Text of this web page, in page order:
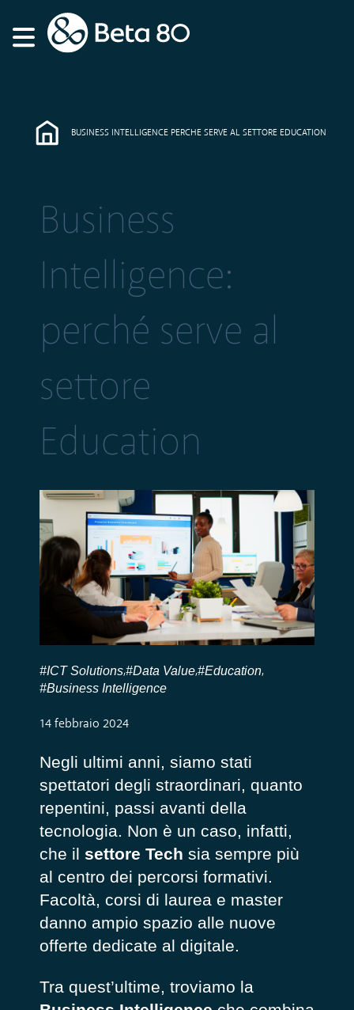
BUSINESS INTELLIGENCE PERCHE SERVE AL SETTORE EDUCATION
Business
Intelligence:
perché serve al
settore
Education
#ICT Solutions,#Data Value,#Education,
#Business Intelligence
14 febbraio 2024
Negli ultimi anni, siamo stati
spettatori degli straordinari, quanto
repentini, passi avanti della
tecnologia. Non è un caso, infatti,
che il settore Tech sia sempre più
al centro dei percorsi formativi.
Facoltà, corsi di laurea e master
danno ampio spazio alle nuove
offerte dedicate al digitale.
Tra quest’ultime, troviamo la